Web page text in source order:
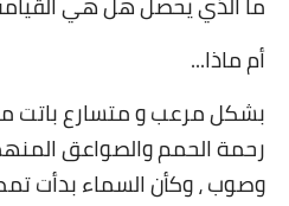
أم ماذا...
بشكل مرعب و متسارع باتت
رحمة الحمم والصواعق
وصوب ، وكأن السماء بدأت